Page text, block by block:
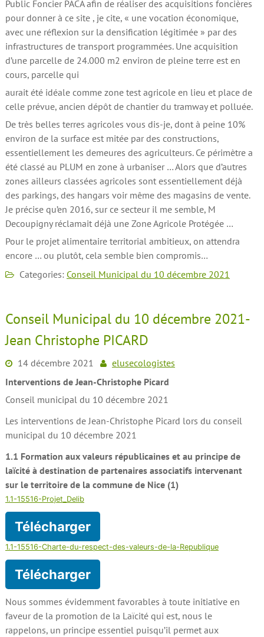
Public Foncier PACA afin de réaliser des acquisitions foncières
pour donner à ce site , je cite, « une vocation économique,
avec une réflexion sur la densification légitimée » par des
infrastructures de transport programmées. Une acquisition
d’une parcelle de 24.000 m2 environ de pleine terre est en
cours, parcelle qui
aurait été idéale comme zone test agricole en lieu et place de
celle prévue, ancien dépôt de chantier du tramway et polluée.
De très belles terres agricoles vous dis-je, dont à peine 10%
environ de la surface est mitée par des constructions,
essentiellement les demeures des agriculteurs. Ce périmètre a
été classé au PLUM en zone à urbaniser … Alors que d’autres
zones ailleurs classées agricoles sont essentiellement déjà
des parkings, des hangars voir même des magasins de vente.
Je précise qu’en 2016, sur ce secteur il me semble, M
Decoupigny réclamait déjà une Zone Agricole Protégée …
Pour le projet alimentaire territorial ambitieux, on attendra
encore … ou plutôt, cela semble bien compromis…
Categories: Conseil Municipal du 10 décembre 2021
Conseil Municipal du 10 décembre 2021-
Jean Christophe PICARD
14 décembre 2021
elusecologistes
Interventions de Jean-Christophe Picard
Conseil municipal du 10 décembre 2021
Les interventions de Jean-Christophe Picard lors du conseil
municipal du 10 décembre 2021
1.1 Formation aux valeurs républicaines et au principe de
laïcité à destination de partenaires associatifs intervenant
sur le territoire de la commune de Nice (1)
1.1-15516-Projet_Delib
Télécharger
1.1-15516-Charte-du-respect-des-valeurs-de-la-Republique
Télécharger
Nous sommes évidemment favorables à toute initiative en
faveur de la promotion de la Laïcité qui est, nous le
rappelons, un principe essentiel puisqu’il permet aux